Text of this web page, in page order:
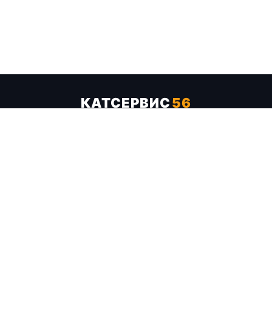
КАТСЕРВИС56